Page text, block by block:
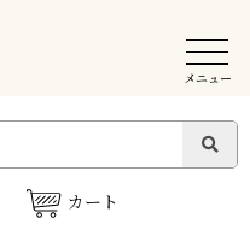
メニュー
カート